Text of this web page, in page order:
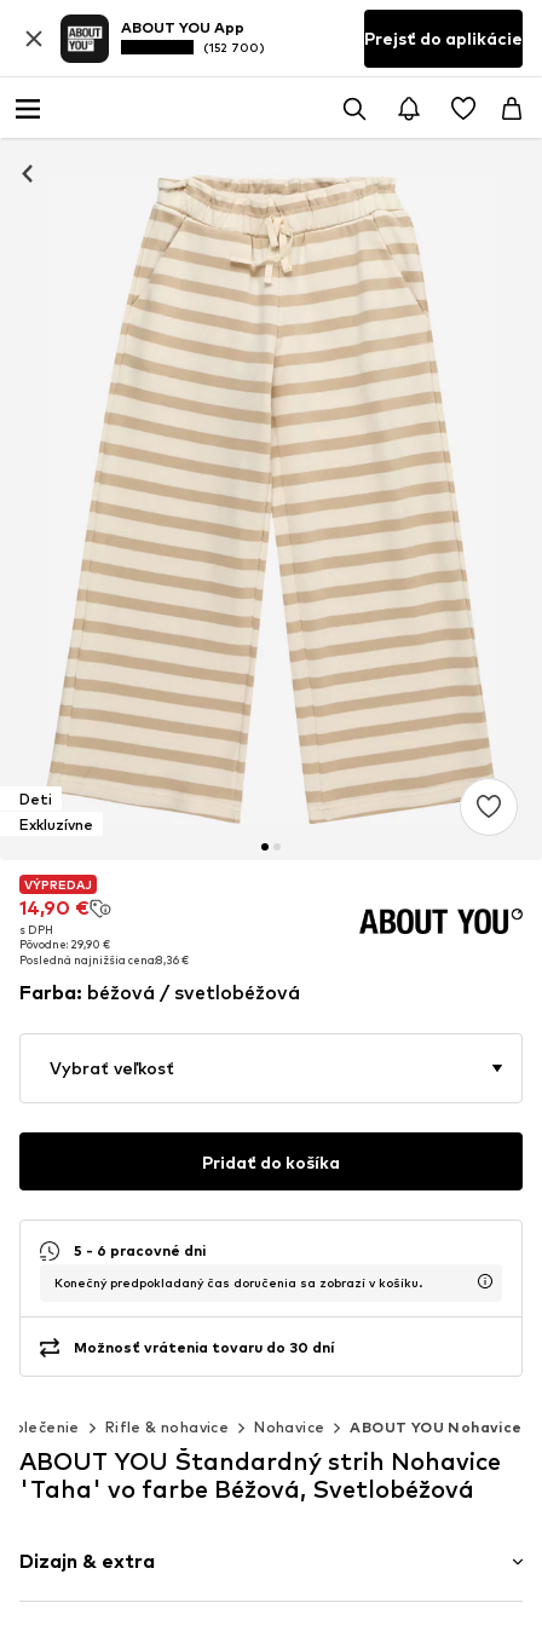
ABOUT YOU App
(152 700) Prejsť do aplikácie
Deti
Exkluzívne
VÝPREDAJ
14,90 €
s DPH
Pôvodne: 29,90 €
Posledná najnižšia cena:8,36 €
VÝPREDAJ
14,90 €
s DPH
Pôvodne: 29,90 €
Posledná najnižšia cena:8,36 €
Farba: béžová / svetlobéžová
Vybrať veľkosť
Pridať do košíka
5 - 6 pracovné dni
Konečný predpokladaný čas doručenia sa zobrazí v košíku.
Možnosť vrátenia tovaru do 30 dní
Oblečenie Rifle & nohavice Nohavice ABOUT YOU Nohavice
ABOUT YOU Štandardný strih Nohavice
'Taha' vo farbe Béžová, Svetlobéžová
Dizajn & extra